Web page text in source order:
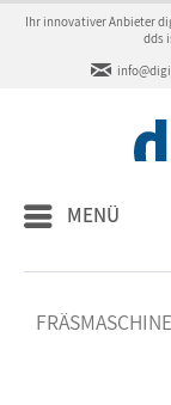
Ihr innovativer Anbieter
dds
MENÜ